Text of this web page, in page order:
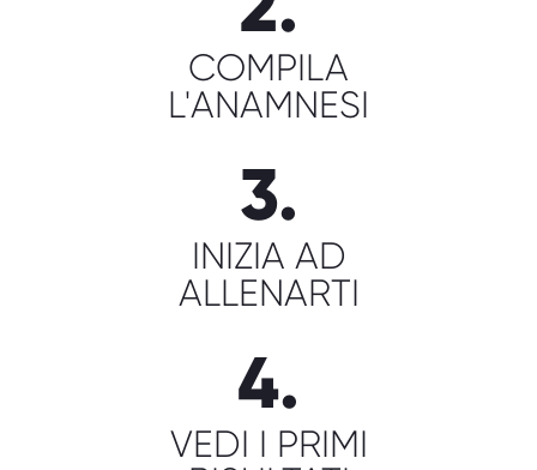
COMPILA
L'ANAMNESI
3.
INIZIA AD
ALLENARTI
4.
VEDI I PRIMI